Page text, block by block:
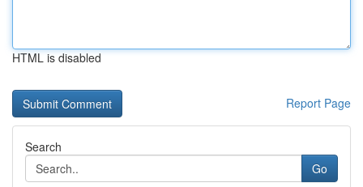
HTML is disabled
Report Page
Search
Go